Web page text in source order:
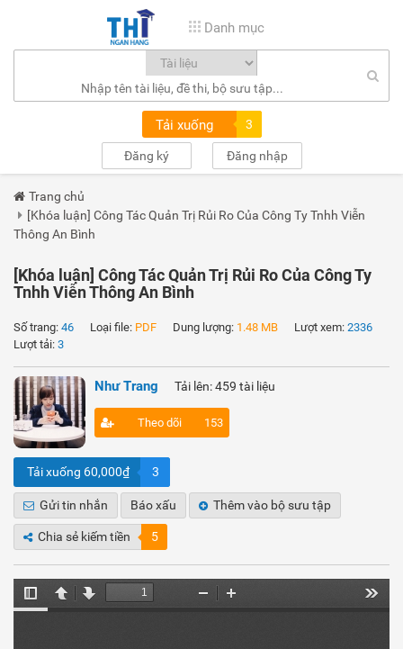
Danh mục
Tải xuống 3
Đăng ký Đăng nhập
Trang chủ
[Khóa luận] Công Tác Quản Trị Rủi Ro Của Công Ty Tnhh Viễn
Thông An Bình
[Khóa luận] Công Tác Quản Trị Rủi Ro Của Công Ty
Tnhh Viễn Thông An Bình
Số trang: 46 Loại file: PDF Dung lượng: 1.48 MB Lượt xem: 2336
Lượt tải: 3
Như Trang Tải lên: 459 tài liệu
Theo dõi 153
Tải xuống 60,000₫ 3
Gửi tin nhắn Báo xấu Thêm vào bộ sưu tập
Chia sẻ kiếm tiền 5